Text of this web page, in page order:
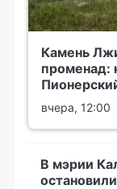
Камень
променад:
вчера, 12:00
В мэрии